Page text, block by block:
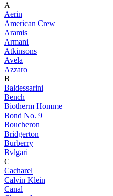
A
Aerin
American Crew
Aramis
Armani
Atkinsons
Avela
Azzaro
B
Baldessarini
Bench
Biotherm Homme
Bond No. 9
Boucheron
Bridgerton
Burberry
Bvlgari
C
Cacharel
Calvin Klein
Canal